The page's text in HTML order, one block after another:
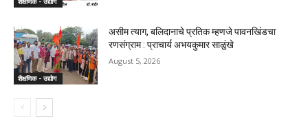
शैक्षणिक - उद्योग
असीम त्याग, बलिदानाचे प्रतिक म्हणजे पावनखिंडचा
रणसंग्राम : प्राचार्य अभयकुमार साळुंखे
August 5, 2026